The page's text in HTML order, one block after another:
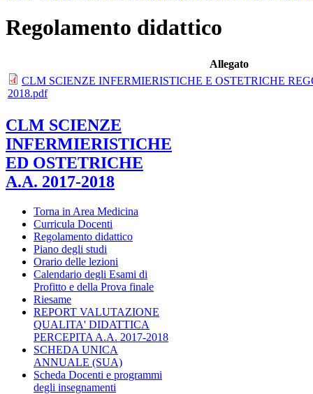
Regolamento didattico
Allegato
CLM SCIENZE INFERMIERISTICHE E OSTETRICHE
2018.pdf
CLM SCIENZE
INFERMIERISTICHE
ED OSTETRICHE
A.A. 2017-2018
Torna in Area Medicina
Curricula Docenti
Regolamento didattico
Piano degli studi
Orario delle lezioni
Calendario degli Esami di
Profitto e della Prova finale
Riesame
REPORT VALUTAZIONE
QUALITA' DIDATTICA
PERCEPITA A.A. 2017-2018
SCHEDA UNICA
ANNUALE (SUA)
Scheda Docenti e programmi
degli insegnamenti